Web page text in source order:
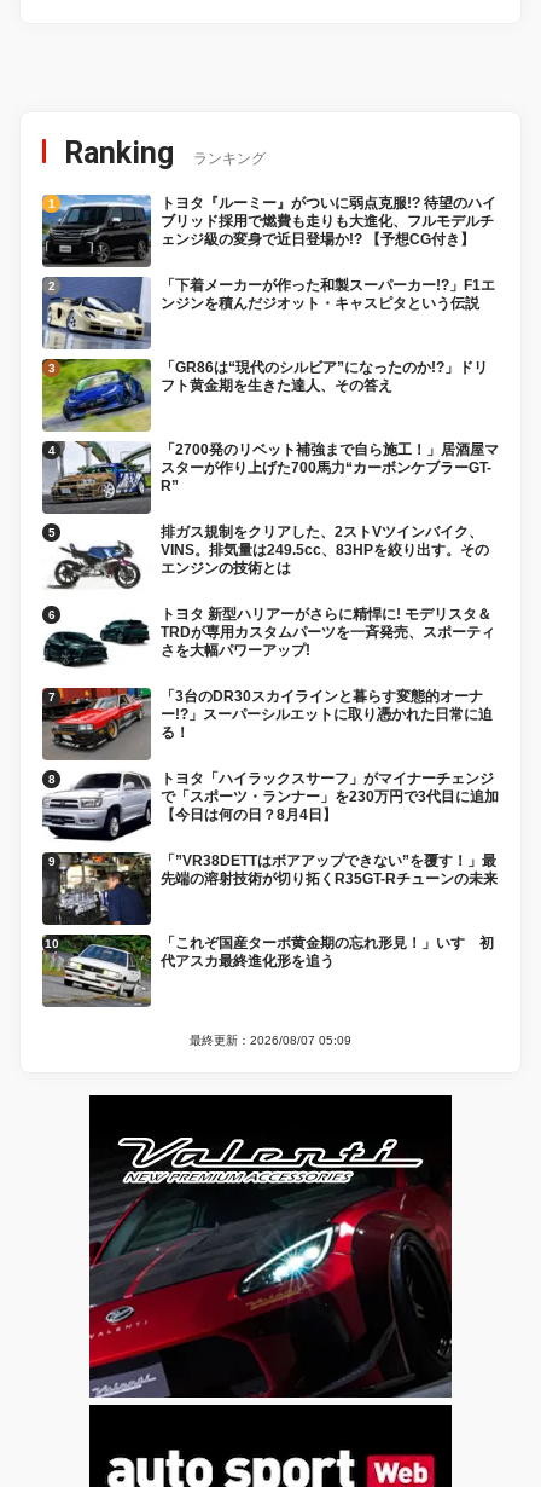
Ranking ランキング
トヨタ『ルーミー』がついに弱点克服!? 待望のハイ
ブリッド採用で燃費も走りも大進化、フルモデルチ
ェンジ級の変身で近日登場か!? 【予想CG付き】
「下着メーカーが作った和製スーパーカー!?」F1エ
ンジンを積んだジオット・キャスピタという伝説
「GR86は“現代のシルビア”になったのか!?」ドリ
フト黄金期を生きた達人、その答え
「2700発のリベット補強まで自ら施工！」居酒屋マ
スターが作り上げた700馬力“カーボンケブラーGT-
R”
排ガス規制をクリアした、2ストVツインバイク、
VINS。排気量は249.5cc、83HPを絞り出す。その
エンジンの技術とは
トヨタ 新型ハリアーがさらに精悍に! モデリスタ＆
TRDが専用カスタムパーツを一斉発売、スポーティ
さを大幅パワーアップ!
「3台のDR30スカイラインと暮らす変態的オーナ
ー!?」スーパーシルエットに取り憑かれた日常に迫
る！
トヨタ「ハイラックスサーフ」がマイナーチェンジ
で「スポーツ・ランナー」を230万円で3代目に追加
【今日は何の日？8月4日】
「”VR38DETTはボアアップできない”を覆す！」最
先端の溶射技術が切り拓くR35GT-Rチューンの未来
「これぞ国産ターボ黄金期の忘れ形見！」いすゞ初
代アスカ最終進化形を追う
最終更新：2026/08/07 05:09